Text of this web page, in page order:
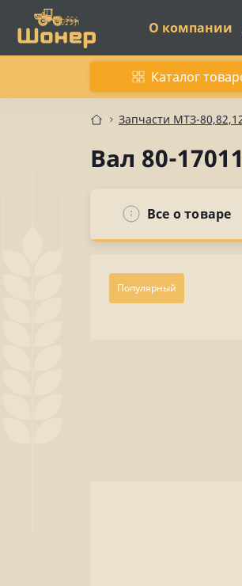
О компании
Каталог
Запчасти МТЗ-
Вал 80-
Все о товаре
Популярный